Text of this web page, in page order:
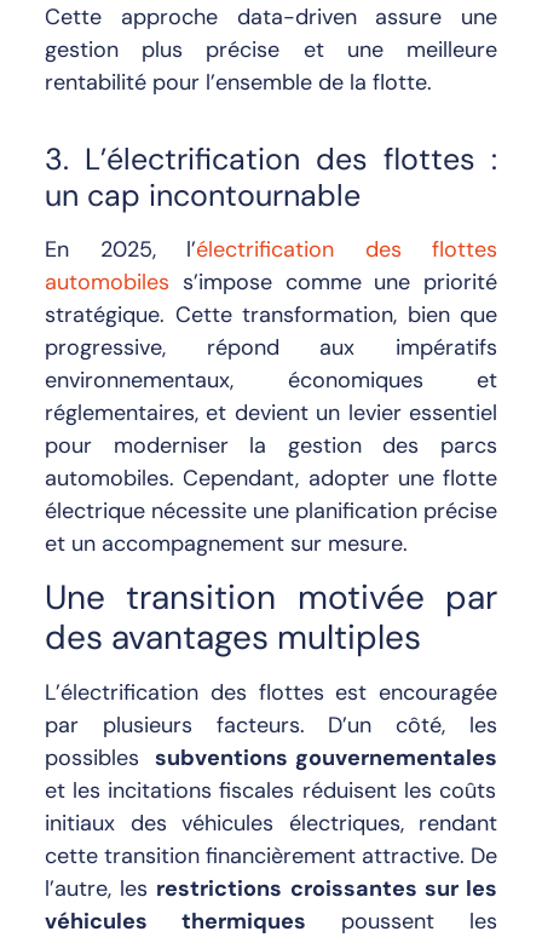
Cette approche data-driven assure une
gestion plus précise et une meilleure
rentabilité pour l’ensemble de la flotte.
3. L’électrification des flottes :
un cap incontournable
En 2025, l’électrification des flottes
automobiles s’impose comme une priorité
stratégique. Cette transformation, bien que
progressive, répond aux impératifs
environnementaux, économiques et
réglementaires, et devient un levier essentiel
pour moderniser la gestion des parcs
automobiles. Cependant, adopter une flotte
électrique nécessite une planification précise
et un accompagnement sur mesure.
Une transition motivée par
des avantages multiples
L’électrification des flottes est encouragée
par plusieurs facteurs. D’un côté, les
possibles subventions gouvernementales
et les incitations fiscales réduisent les coûts
initiaux des véhicules électriques, rendant
cette transition financièrement attractive. De
l’autre, les restrictions croissantes sur les
véhicules thermiques poussent les